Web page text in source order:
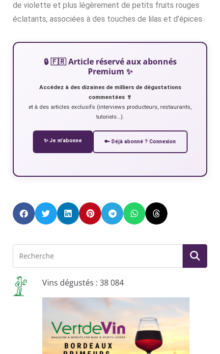
de violette et plus légèrement de petits fruits rouges
éclatants, associées à des touches de lilas et d’épices
🔒 🇫🇷 Article réservé aux abonnés
Premium ✨
Accédez à des dizaines de milliers de dégustations
commentées 🍷
et à des articles exclusifs (interviews producteurs, restaurants,
tutoriels…).
✨ Je m’abonne 🔑 Déjà abonné ? Connexion
Vins dégustés : 38 084